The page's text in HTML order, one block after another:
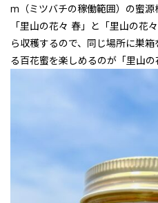
m（ミツバチの稼働範囲）の蜜源
「里山の花々 春」と「里山の花
ら収穫するので、同じ場所に巣
る百花蜜を楽しめるのが「里山の